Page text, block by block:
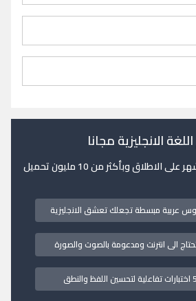
الانجليزية مجانا
وبأكثر من 10 مليون تحميل
عربية مبسطة تجعلك تعشق الانجليزية
الى انترنت ومدعومة بالصوت والصورة